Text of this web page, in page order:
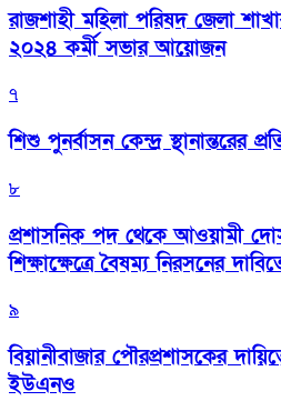
রাজশাহী মহিলা পরিষদ জেলা
২০২৪ কর্মী সভার আয়োজন
৭
শিশু পুনর্বাসন কেন্দ্র স্থানান্তরের
৮
প্রশাসনিক পদ থেকে আওয়ামী
শিক্ষাক্ষেত্রে বৈষম্য নিরসনের
৯
বিয়ানীবাজার পৌরপ্রশাসকের
ইউএনও